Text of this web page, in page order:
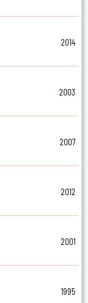
2014
2003
2007
2012
2001
1995